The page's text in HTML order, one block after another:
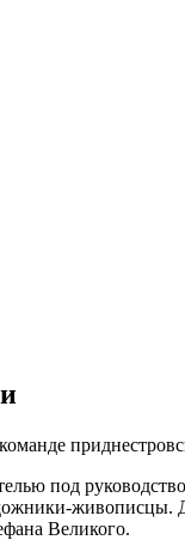
под
живописцы.
Великого.